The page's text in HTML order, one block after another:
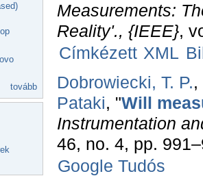
tovább
Measurements:
Reality'., {IEEE},
Címkézett XML
Dobrowiecki, T. P.,
Pataki, "Will
Instrumentation
46, no. 4, pp.
Google Tudós